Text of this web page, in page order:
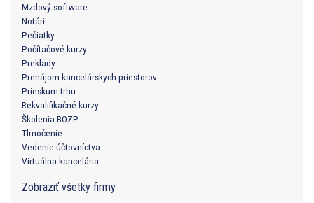
Mzdový software
Notári
Pečiatky
Počítačové kurzy
Preklady
Prenájom kancelárskych priestorov
Prieskum trhu
Rekvalifikačné kurzy
Školenia BOZP
Tlmočenie
Vedenie účtovníctva
Virtuálna kancelária
Zobraziť všetky firmy